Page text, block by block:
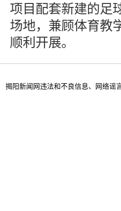
项目配套新建的足
场地，兼顾体育教
顺利开展。
揭阳新闻网违法和不良信息、网络谣